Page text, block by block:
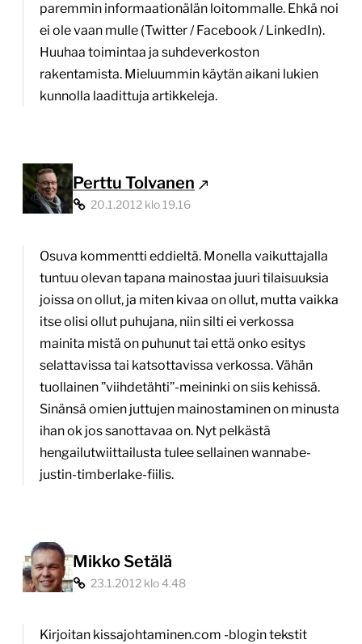
paremmin informaationälän loitommalle. Ehkä noi
ei ole vaan mulle (Twitter / Facebook / LinkedIn).
Huuhaa toimintaa ja suhdeverkoston
rakentamista. Mieluummin käytän aikani lukien
kunnolla laadittuja artikkeleja.
Perttu Tolvanen
20.1.2012 klo 19.16
Osuva kommentti eddieltä. Monella vaikuttajalla
tuntuu olevan tapana mainostaa juuri tilaisuuksia
joissa on ollut, ja miten kivaa on ollut, mutta vaikka
itse olisi ollut puhujana, niin silti ei verkossa
mainita mistä on puhunut tai että onko esitys
selattavissa tai katsottavissa verkossa. Vähän
tuollainen ”viihdetähti”-meininki on siis kehissä.
Sinänsä omien juttujen mainostaminen on minusta
ihan ok jos sanottavaa on. Nyt pelkästä
hengailutwiittailusta tulee sellainen wannabe-
justin-timberlake-fiilis.
Mikko Setälä
23.1.2012 klo 4.48
Kirjoitan kissajohtaminen.com -blogin tekstit